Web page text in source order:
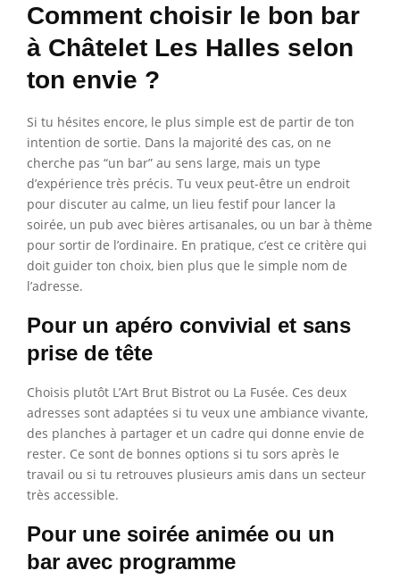
Comment choisir le bon bar
à Châtelet Les Halles selon
ton envie ?
Si tu hésites encore, le plus simple est de partir de ton
intention de sortie. Dans la majorité des cas, on ne
cherche pas “un bar” au sens large, mais un type
d’expérience très précis. Tu veux peut-être un endroit
pour discuter au calme, un lieu festif pour lancer la
soirée, un pub avec bières artisanales, ou un bar à thème
pour sortir de l’ordinaire. En pratique, c’est ce critère qui
doit guider ton choix, bien plus que le simple nom de
l’adresse.
Pour un apéro convivial et sans
prise de tête
Choisis plutôt L’Art Brut Bistrot ou La Fusée. Ces deux
adresses sont adaptées si tu veux une ambiance vivante,
des planches à partager et un cadre qui donne envie de
rester. Ce sont de bonnes options si tu sors après le
travail ou si tu retrouves plusieurs amis dans un secteur
très accessible.
Pour une soirée animée ou un
bar avec programme